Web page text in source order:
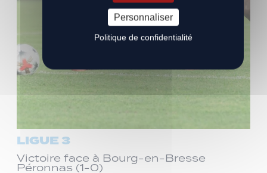
LIGUE 3
Victoire face à Bourg-en-Bresse
Péronnas (1-0)
Personnaliser
Politique de confidentialité